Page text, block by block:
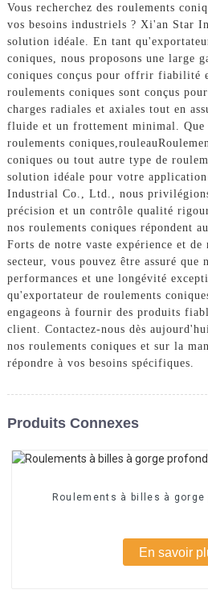
Vous recherchez des roulements
vos besoins industriels ? Xi'an Star
solution idéale. En tant
coniques, nous proposons une large
coniques conçus pour offrir fiabilité
roulements coniques sont conçus
charges radiales et axiales tout en
fluide et un frottement minimal. Que
roulements coniques, rouleau
coniques ou tout autre type de
solution idéale pour votre
Industrial Co., Ltd., nous
précision et un contrôle qualité
nos roulements coniques répondent
Forts de notre vaste expérience et de
secteur, vous pouvez être assuré
performances et une longévité
qu'exportateur de roulements
engageons à fournir des produits
client. Contactez-nous dès
nos roulements coniques et sur la
répondre à vos besoins spécifiques.
Produits Connexes
Roulements à billes à gorge
En savoir